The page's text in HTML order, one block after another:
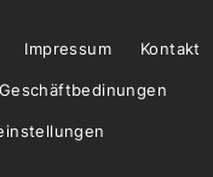
Impressum Kontakt